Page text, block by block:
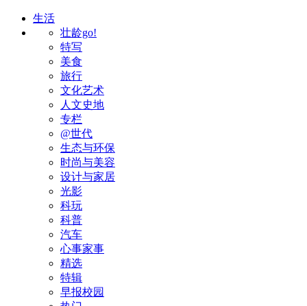
生活
壮龄go!
特写
美食
旅行
文化艺术
人文史地
专栏
@世代
生态与环保
时尚与美容
设计与家居
光影
科玩
科普
汽车
心事家事
精选
特辑
早报校园